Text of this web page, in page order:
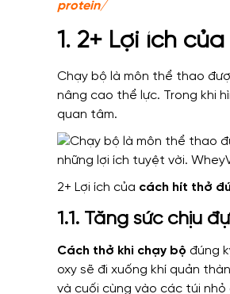
protein/
1. 2+ Lợi ích
Chạy bộ là môn thể thao
nâng cao thể lực. Trong khi
quan tâm.
2+ Lợi ích của cách hít thở
1.1. Tăng sức chịu
Cách thở khi chạy bộ đúng
oxy sẽ đi xuống khí quản
và cuối cùng vào các túi